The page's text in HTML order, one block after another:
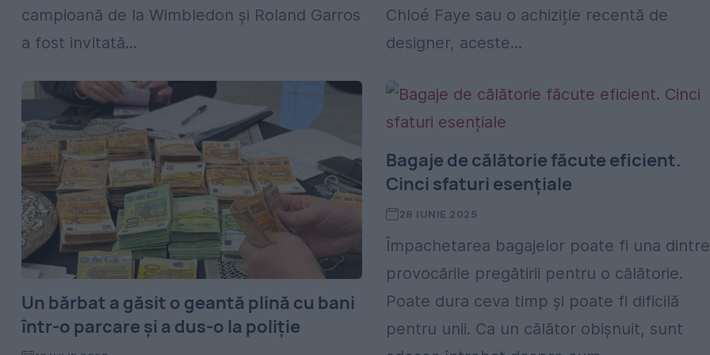
campioană de la Wimbledon și Roland Garros
a fost invitată...
Chloé Faye sau o achiziție recentă de
designer, aceste...
Un bărbat a găsit o geantă plină cu bani
într-o parcare și a dus-o la poliție
Bagaje de călătorie făcute eficient.
Cinci sfaturi esențiale
28 IUNIE 2025
Împachetarea bagajelor poate fi una dintre
provocările pregătirii pentru o călătorie.
Poate dura ceva timp și poate fi dificilă
pentru unii. Ca un călător obișnuit, sunt